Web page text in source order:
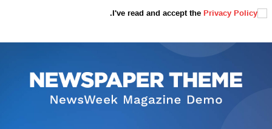
بىز كىم؟
بىزنى قوللاڭ
I've read and accept the Privacy Policy
.